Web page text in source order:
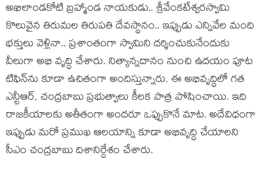
అఖిలాండ‌కోటి బ్ర‌హ్మాండ నాయ‌కుడు.. శ్రీవేంక‌టేశ్వ‌ర‌స్వామి
కొలువైన తిరుమ‌ల తిరుప‌తి దేవ‌స్థానం.. ఇప్పుడు ఎన్నివేల మంది
భ‌క్తులు వెళ్లినా.. ప్రశాంతంగా స్వామిని ద‌ర్శించుకునేందుకు
వీలుగా అభి వృద్ధి చేశారు. నిత్యాన్న‌దానం నుంచి ఉద‌యం పూట
టిఫిన్‌ను కూడా ఉచితంగా అందిస్తున్నారు. ఈ అభివృద్ధిలో గ‌త
ఎన్టీఆర్‌, చంద్ర‌బాబు ప్ర‌భుత్వాలు కీల‌క పాత్ర పోషించాయి. ఇది
రాజ‌కీయాల‌కు అతీతంగా అంద‌రూ ఒప్పుకొనే మాట‌. అదేవిధంగా
ఇప్పుడు మ‌రో ప్ర‌ముఖ ఆల‌యాన్ని కూడా అభివృద్ధి చేయాల‌ని
సీఎం చంద్ర‌బాబు దిశానిర్దేశం చేశారు.